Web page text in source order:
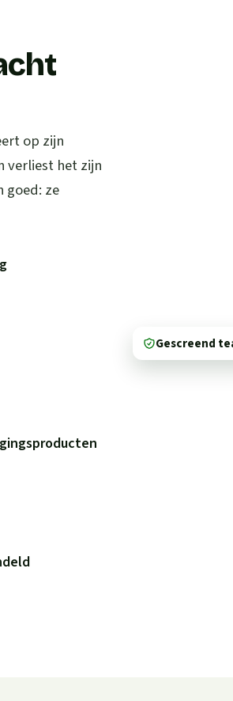
op zijn
verliest het zijn
goed: ze
Gescreend